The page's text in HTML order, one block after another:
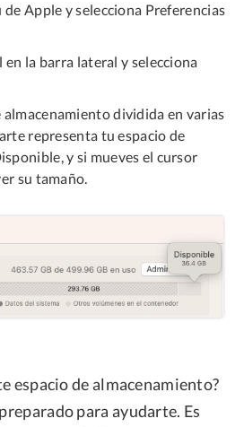
de Apple y selecciona Preferencias
en la barra lateral y selecciona
almacenamiento dividida en varias
representa tu espacio de
y si mueves el cursor
su tamaño.
espacio de almacenamiento?
para ayudarte. Es